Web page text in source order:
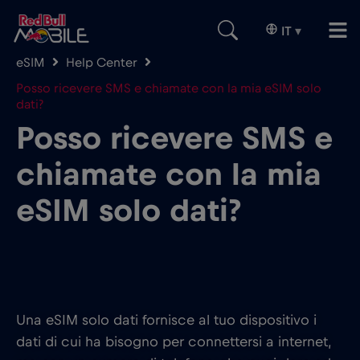
IT ▾
eSIM
Help Center
Posso ricevere SMS e chiamate con la mia eSIM solo
dati?
Posso ricevere SMS e
chiamate con la mia
eSIM solo dati?
Una eSIM solo dati fornisce al tuo dispositivo i
dati di cui ha bisogno per connettersi a internet,